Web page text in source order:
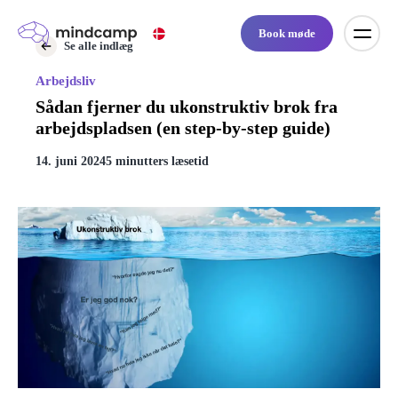
Book møde
Se alle indlæg
Arbejdsliv
Sådan fjerner du ukonstruktiv brok fra
arbejdspladsen (en step-by-step guide)
14. juni 20245 minutters læsetid